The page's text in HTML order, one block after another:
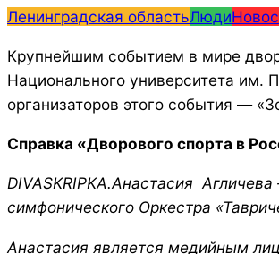
Ленинградская областьЛюди
Крупнейшим событием в мире
Национального университета им.
организаторов этого события —
Справка «Дворового спорта в
DIVASKRIPKA.Анастасия
симфонического Оркестра
Анастасия является медийным